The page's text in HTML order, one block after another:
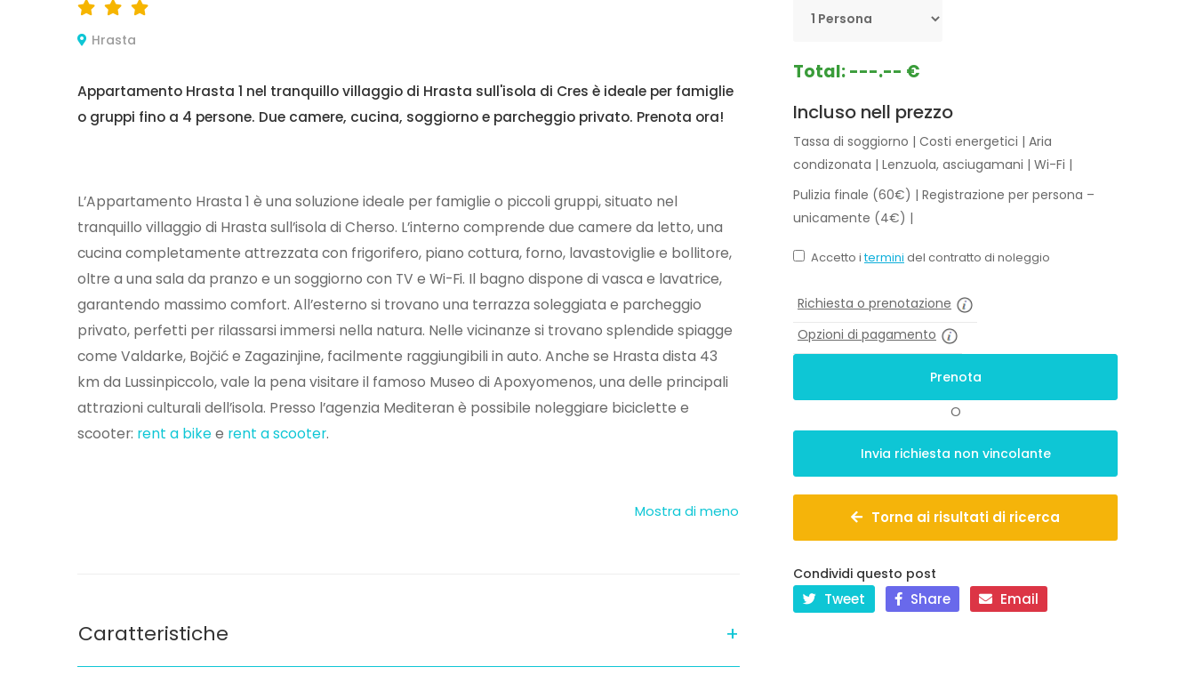
Hrasta
Appartamento Hrasta 1 nel tranquillo villaggio di Hrasta sull'isola di Cres è ideale per famiglie
o gruppi fino a 4 persone. Due camere, cucina, soggiorno e parcheggio privato. Prenota ora!
L’Appartamento Hrasta 1 è una soluzione ideale per famiglie o piccoli gruppi, situato nel
tranquillo villaggio di Hrasta sull’isola di Cherso. L’interno comprende due camere da letto, una
cucina completamente attrezzata con frigorifero, piano cottura, forno, lavastoviglie e bollitore,
oltre a una sala da pranzo e un soggiorno con TV e Wi-Fi. Il bagno dispone di vasca e lavatrice,
garantendo massimo comfort. All’esterno si trovano una terrazza soleggiata e parcheggio
privato, perfetti per rilassarsi immersi nella natura. Nelle vicinanze si trovano splendide spiagge
come Valdarke, Bojčić e Zagazinjine, facilmente raggiungibili in auto. Anche se Hrasta dista 43
km da Lussinpiccolo, vale la pena visitare il famoso Museo di Apoxyomenos, una delle principali
attrazioni culturali dell’isola. Presso l’agenzia Mediteran è possibile noleggiare biciclette e
scooter: rent a bikee rent a scooter.
Caratteristiche
Total:---.-- €
Incluso nell prezzo
Tassa di soggiorno | Costi energetici | Aria
condizonata | Lenzuola, asciugamani | Wi-Fi |
Pulizia finale (60€) | Registrazione per persona –
unicamente (4€) |
Accetto itermini del contratto di noleggio
Richiesta o prenotazione
Opzioni di pagamento
O
Torna ai risultati di ricerca
Condividi questo post
Tweet Share Email